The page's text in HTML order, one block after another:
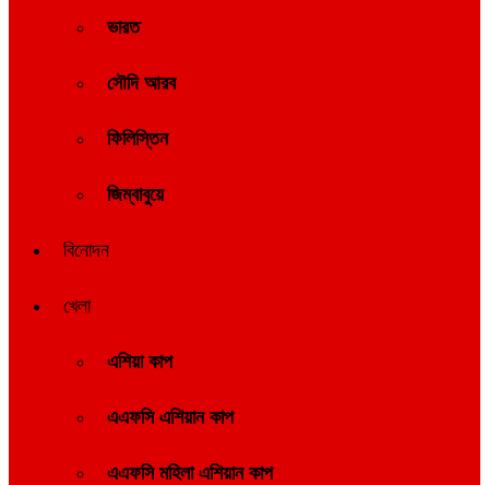
ভারত
সৌদি আরব
ফিলিস্তিন
জিম্বাবুয়ে
বিনোদন
খেলা
এশিয়া কাপ
এএফসি এশিয়ান কাপ
এএফসি মহিলা এশিয়ান কাপ